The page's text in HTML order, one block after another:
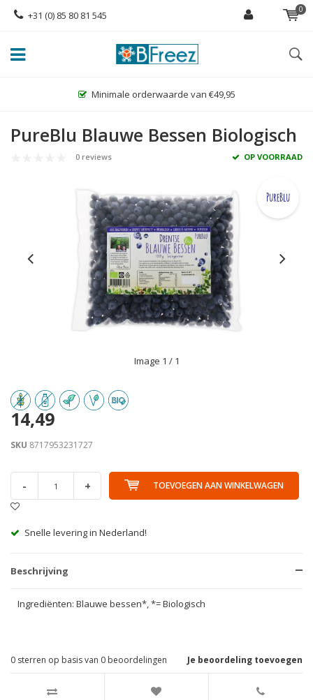
+31 (0) 85 80 81 545 0
Minimale orderwaarde van €49,95
PureBlu Blauwe Bessen Biologisch
0 reviews OP VOORRAAD
Image 1 / 1
14,49
SKU 8717953231727
- + TOEVOEGEN AAN WINKELWAGEN
Snelle levering in Nederland!
Beschrijving
Ingrediënten: Blauwe bessen*, *= Biologisch
Je beoordeling toevoegen
0 sterren op basis van 0 beoordelingen